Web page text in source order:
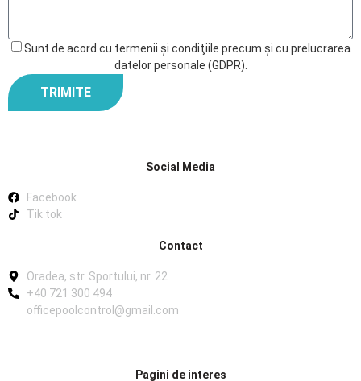
Sunt de acord cu termenii şi condiţiile precum şi cu prelucrarea
datelor personale (GDPR).
TRIMITE
Social Media
Facebook
Tik tok
Contact
Oradea, str. Sportului, nr. 22
+40 721 300 494
officepoolcontrol@gmail.com
Pagini de interes